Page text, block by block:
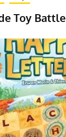
Toy Battle